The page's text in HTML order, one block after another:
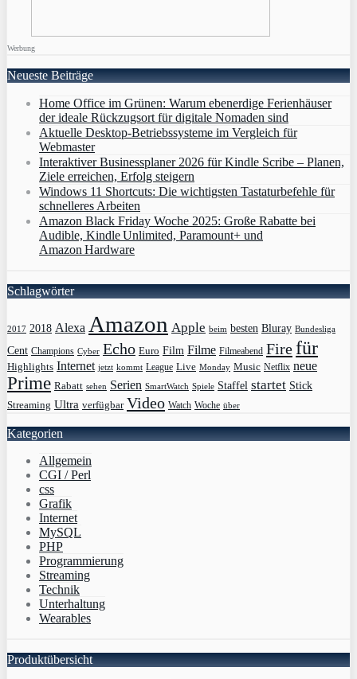
Werbung
Neueste Beiträge
Home Office im Grünen: Warum ebenerdige Ferienhäuser
der ideale Rückzugsort für digitale Nomaden sind
Aktuelle Desktop-Betriebssysteme im Vergleich für
Webmaster
Interaktiver Businessplaner 2026 für Kindle Scribe – Planen,
Ziele erreichen, Erfolg steigern
Windows 11 Shortcuts: Die wichtigsten Tastaturbefehle für
schnelleres Arbeiten
Amazon Black Friday Woche 2025: Große Rabatte bei
Audible, Kindle Unlimited, Paramount+ und
Amazon Hardware
Schlagwörter
2017 2018 Alexa Amazon Apple beim besten Bluray Bundesliga
Cent Champions Cyber Echo Euro Film Filme Filmeabend Firefür
Highlights Internet jetzt kommt League Live Monday Music Netflix neue
Prime Rabatt sehen Serien SmartWatch Spiele Staffel startet Stick
Streaming Ultra verfügbar Video Watch Woche über
Kategorien
Allgemein
CGI / Perl
css
Grafik
Internet
MySQL
PHP
Programmierung
Streaming
Technik
Unterhaltung
Wearables
Produktübersicht